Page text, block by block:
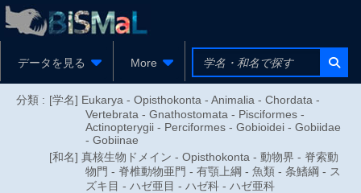
データを見る More
分類 : [学名] Eukarya - Opisthokonta - Animalia - Chordata -
Vertebrata - Gnathostomata - Pisciformes -
Actinopterygii - Perciformes - Gobioidei - Gobiidae
- Gobiinae
[和名] 真核生物ドメイン - Opisthokonta - 動物界 - 脊索動
物門 - 脊椎動物亜門 - 有顎上綱 - 魚類 - 条鰭綱 - ス
ズキ目 - ハゼ亜目 - ハゼ科 - ハゼ亜科